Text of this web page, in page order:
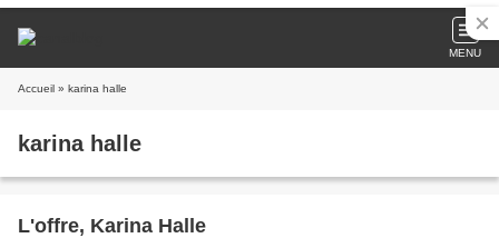
MENU
Accueil » karina halle
karina halle
L'offre, Karina Halle